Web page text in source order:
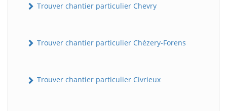
Trouver chantier particulier Chevry
Trouver chantier particulier Chézery-Forens
Trouver chantier particulier Civrieux